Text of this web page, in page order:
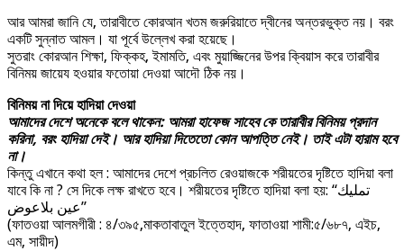
আর আমরা জানি যে, তারাবীতে কোরআন খতম জরুরিয়াতে দ্বীনের অন্তরভুক্ত নয়। বরং
একটি সুন্নাত আমল। যা পূর্বে উল্লেখ করা হয়েছে।
সুতরাং কোরআন শিক্ষা, ফিক্কহ, ইমামতি, এবং মুয়াজ্জিনের উপর ক্বিয়াস করে তারাবীর
বিনিময় জায়েয হওয়ার ফতোয়া দেওয়া আদৌ ঠিক নয়।
বিনিময় না দিয়ে হাদিয়া দেওয়া
আমাদের দেশে অনেকে বলে থাকেন: আমরা হাফেজ সাহেব কে তারাবীর বিনিময় প্রদান
করিনা, বরং হাদিয়া দেই। আর হাদিয়া দিতেতো কোন আপত্তি নেই। তাই এটা হারাম হবে
না।
কিন্তু এখানে কথা হল : আমাদের দেশে প্রচলিত রেওয়াজকে শরীয়তের দৃষ্টিতে হাদিয়া বলা
যাবে কি না ? সে দিকে লক্ষ রাখতে হবে। শরীয়তের দৃষ্টিতে হাদিয়া বলা হয়: “تمليك
عين بلاعوض”
(ফাতওয়া আলমগীরী : ৪/৩৯৫,মাকতাবাতুল ইত্তেহাদ, ফাতাওয়া শামী:৫/৬৮৭, এইচ,
এম, সায়ীদ)